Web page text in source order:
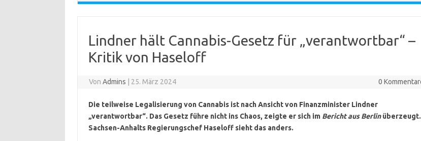
Lindner hält Cannabis-Gesetz für „verantwortbar“ –
Kritik von Haseloff
VonAdmins 25. März 2024 0
Die teilweise Legalisierung von Cannabis ist nach Ansicht von Finanzminister Lindner
„verantwortbar“. Das Gesetz führe nicht ins Chaos, zeigte er sich im Bericht aus Berlinüberzeugt.
Sachsen-Anhalts Regierungschef Haseloff sieht das anders.